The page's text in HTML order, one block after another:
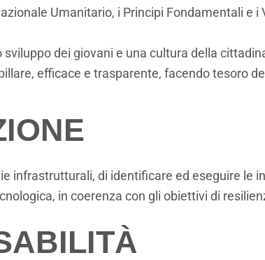
Umanitario, i Principi Fondamentali e
dei giovani e una cultura della
efficace e trasparente, facendo tesoro
infrastrutturali, di identificare ed eseguire le
in coerenza con gli obiettivi di